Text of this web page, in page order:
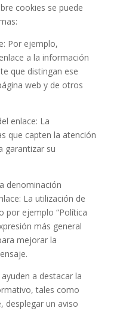
cookies se puede
Por ejemplo,
a la información
que distingan ese
web y de otros
enlace: La
que capten la atención
garantizar su
denominación
La utilización de
por ejemplo “Política
más general
mejorar la
a destacar la
tales como
desplegar un aviso